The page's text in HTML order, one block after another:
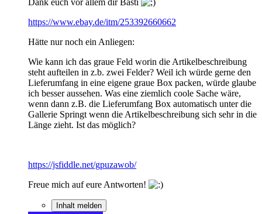
https://www.ebay.de/itm/253392660662
Hätte nur noch ein Anliegen:
Wie kann ich das graue Feld worin die Artikelbeschreibung
steht aufteilen in z.b. zwei Felder? Weil ich würde gerne den
Lieferumfang in eine eigene graue Box packen, würde glaube
ich besser aussehen. Was eine ziemlich coole Sache wäre,
wenn dann z.B. die Lieferumfang Box automatisch unter die
Gallerie Springt wenn die Artikelbeschreibung sich sehr in die
Länge zieht. Ist das möglich?
https://jsfiddle.net/gpuzawob/
Freue mich auf eure Antworten!
Inhalt melden